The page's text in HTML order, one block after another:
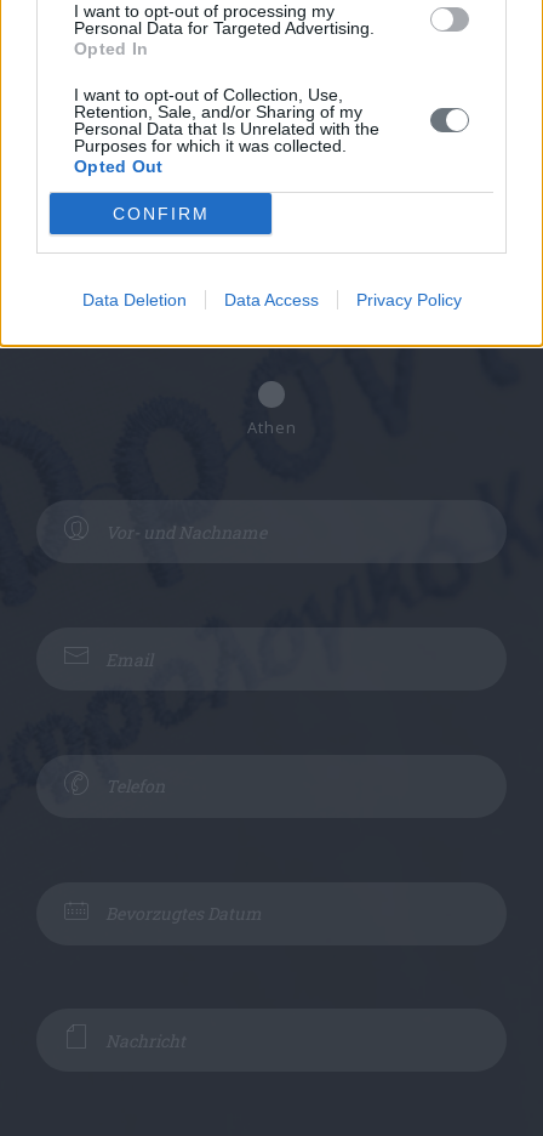
I want to opt-out of processing my
Personal Data for Targeted Advertising.
Opted In
I want to opt-out of Collection, Use,
Retention, Sale, and/or Sharing of my
Personal Data that Is Unrelated with the
Purposes for which it was collected.
Opted Out
CONFIRM
Data Deletion Data Access Privacy Policy
Geben Sie Ihre Daten ein und wir werden
uns mit Ihnen in Verbindung setzen.
Westattika - Elefsina
Piraus - Keratsini
Athen